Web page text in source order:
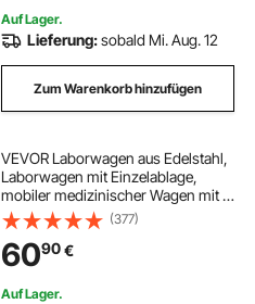
Auf Lager.
Lieferung:sobald Mi. Aug. 12
Zum Warenkorb hinzufügen
VEVOR Laborwagen aus Edelstahl,
Laborwagen mit Einzelablage,
mobiler medizinischer Wagen mit 2
leisen Rädern, Laborrollwagen für
Labor, Klinik, Krankenhaus, Salon
(377)
6090€
Auf Lager.